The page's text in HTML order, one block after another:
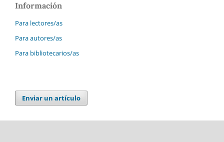
Información
Para lectores/as
Para autores/as
Para bibliotecarios/as
Enviar un artículo